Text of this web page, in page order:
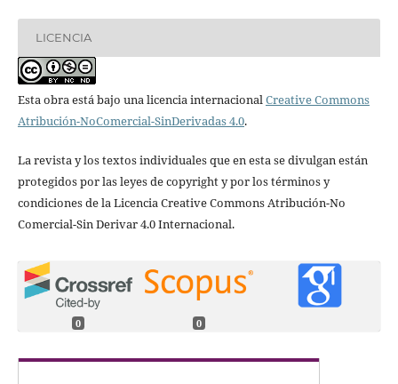
LICENCIA
Esta obra está bajo una licencia internacionalCreative Commons
Atribución-NoComercial-SinDerivadas 4.0.
La revista y los textos individuales que en esta se divulgan están
protegidos por las leyes de copyright y por los términos y
condiciones de la Licencia Creative Commons Atribución-No
Comercial-Sin Derivar 4.0 Internacional.
0 0